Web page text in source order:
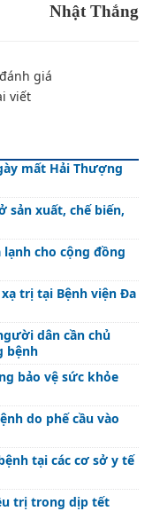
Nhật Thắng
đánh giá
viết
mất Hải Thượng
sản xuất, chế biến,
cho cộng đồng
trị tại Bệnh viện Đa
dân cần chủ
bệnh
bảo vệ sức khỏe
do phế cầu vào
tại các cơ sở y tế
trị trong dịp tết